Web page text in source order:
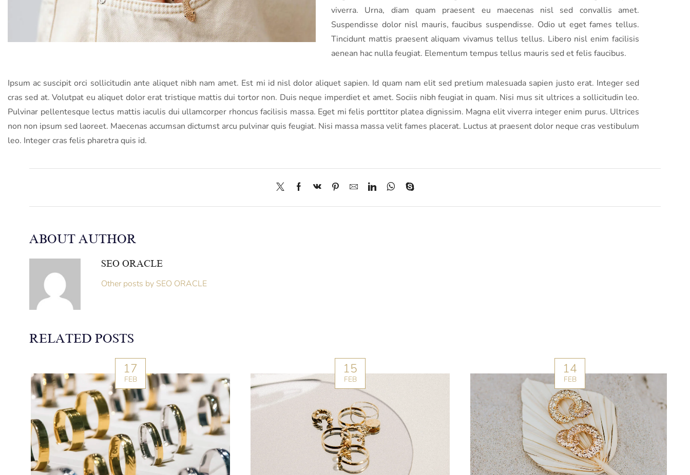
viverra. Urna, diam quam praesent eu maecenas nisl sed convallis amet.
Suspendisse dolor nisl mauris, faucibus suspendisse. Odio ut eget fames tellus.
Tincidunt mattis praesent aliquam vivamus tellus tellus. Libero nisl enim facilisis
aenean hac nulla feugiat. Elementum tempus tellus mauris sed et felis faucibus.
Ipsum ac suscipit orci sollicitudin ante aliquet nibh nam amet. Est mi id nisl dolor aliquet sapien. Id quam nam elit sed pretium malesuada sapien justo erat. Integer sed
cras sed at. Volutpat eu aliquet dolor erat tristique mattis dui tortor non. Duis neque imperdiet et amet. Sociis nibh feugiat in quam. Nisi mus sit ultrices a sollicitudin leo.
Pulvinar pellentesque lectus mattis iaculis dui ullamcorper rhoncus facilisis massa. Eget mi felis porttitor platea dignissim. Magna elit viverra integer enim purus. Ultrices
non non ipsum sed laoreet. Maecenas accumsan dictumst arcu pulvinar quis feugiat. Nisi massa massa velit fames placerat. Luctus at praesent dolor neque cras vestibulum
leo. Integer cras felis pharetra quis id.
ABOUT AUTHOR
SEO ORACLE
Other posts by SEO ORACLE
RELATED POSTS
17
FEB
15
FEB
14
FEB